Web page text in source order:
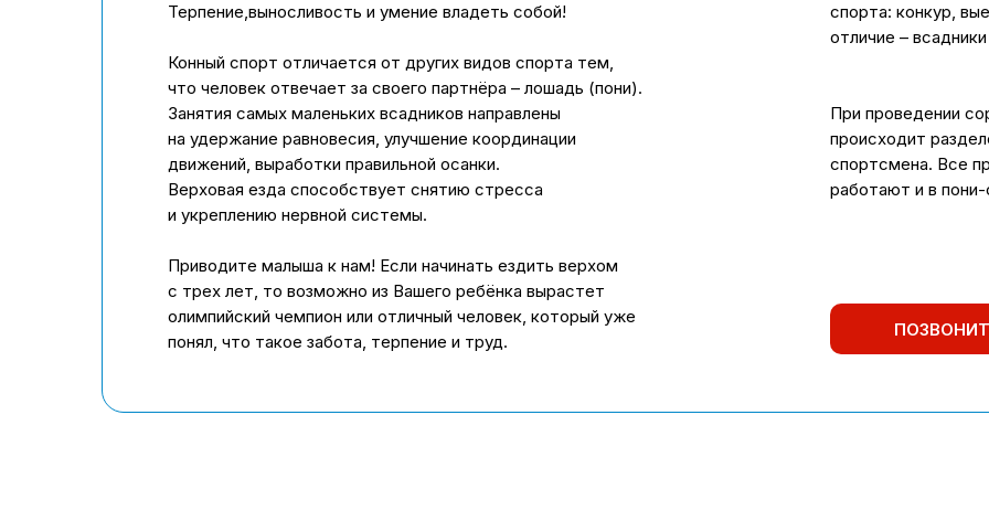
Терпение,выносливость и умение владеть собой!
Конный спорт отличается от других видов спорта тем,
что человек отвечает за своего партнёра – лошадь (пони).
Занятия самых маленьких всадников направлены
на удержание равновесия, улучшение координации
движений, выработки правильной осанки.
Верховая езда способствует снятию стресса
и укреплению нервной системы.
Приводите малыша к нам! Если начинать ездить верхом
с трех лет, то возможно из Вашего ребёнка вырастет
олимпийский чемпион или отличный человек, который уже
понял, что такое забота, терпение и труд.
спорта: конкур,
отличие –
При проведении
происходит
спортсмена. Все
работают и в